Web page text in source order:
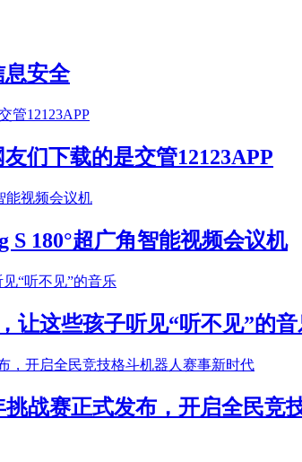
息安全
们下载的是交管12123APP
180°超广角智能视频会议机
让这些孩子听见“听不见”的音
战赛正式发布，开启全民竞